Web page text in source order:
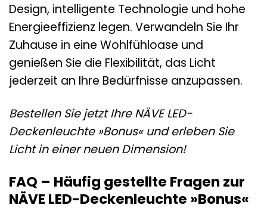
Design, intelligente Technologie und hohe
Energieeffizienz legen. Verwandeln Sie Ihr
Zuhause in eine Wohlfühloase und
genießen Sie die Flexibilität, das Licht
jederzeit an Ihre Bedürfnisse anzupassen.
Bestellen Sie jetzt Ihre NÄVE LED-
Deckenleuchte »Bonus« und erleben Sie
Licht in einer neuen Dimension!
FAQ – Häufig gestellte Fragen zur
NÄVE LED-Deckenleuchte »Bonus«